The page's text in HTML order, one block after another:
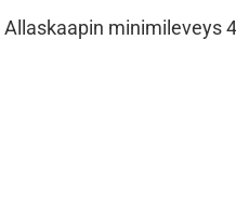
Allaskaapin minimileveys